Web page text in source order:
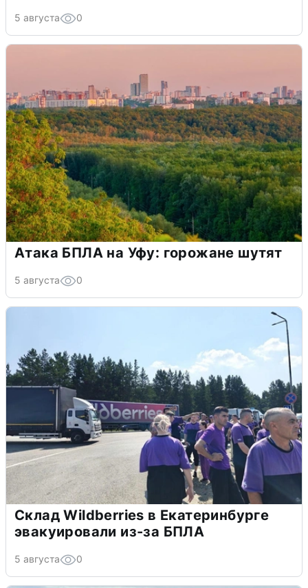
5 августа 0
Атака БПЛА на Уфу: горожане шутят
5 августа 0
Склад Wildberries в Екатеринбурге
эвакуировали из-за БПЛА
5 августа 0